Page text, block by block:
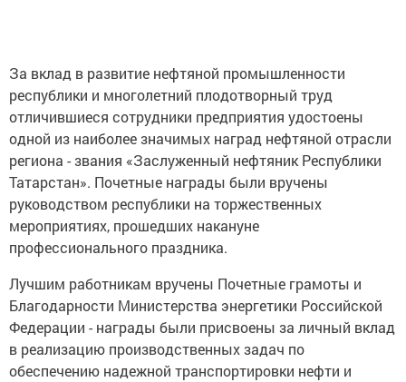
За вклад в развитие нефтяной промышленности
республики и многолетний плодотворный труд
отличившиеся сотрудники предприятия удостоены
одной из наиболее значимых наград нефтяной отрасли
региона - звания «Заслуженный нефтяник Республики
Татарстан». Почетные награды были вручены
руководством республики на торжественных
мероприятиях, прошедших накануне
профессионального праздника.
Лучшим работникам вручены Почетные грамоты и
Благодарности Министерства энергетики Российской
Федерации - награды были присвоены за личный вклад
в реализацию производственных задач по
обеспечению надежной транспортировки нефти и